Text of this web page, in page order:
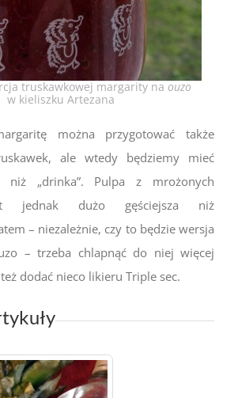
truskawkowej margarity na ouzo
w kieliszku Artezana
można przygotować także
ale wtedy będziemy mieć
„drinka”. Pulpa z mrożonych
jednak dużo gęściejsza niż
– niezależnie, czy to będzie wersja
– trzeba chlapnąć do niej więcej
dodać nieco likieru Triple sec.